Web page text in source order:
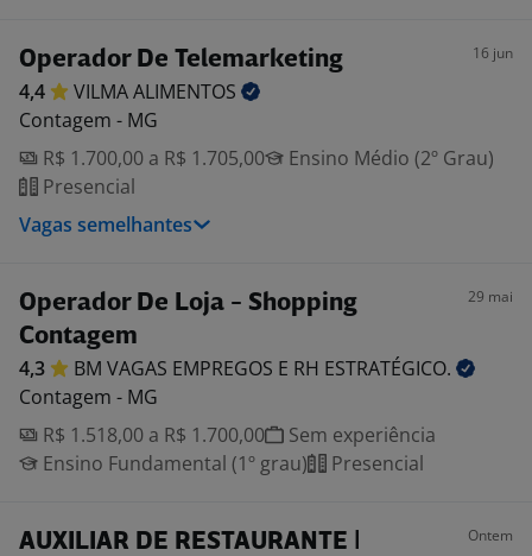
Operador De Telemarketing 16 jun
4,4 VILMAALIMENTOS
Contagem - MG
R$ 1.700,00 a R$ 1.705,00
Ensino Médio (2º Grau)
Presencial
Vagas semelhantes
Operador De Loja - Shopping
Contagem
29 mai
4,3 BM VAGAS EMPREGOS E RH ESTRATÉGICO.
Contagem - MG
R$ 1.518,00 a R$ 1.700,00
Sem experiência
Ensino Fundamental (1º grau)
Presencial
AUXILIAR DE RESTAURANTE |
Ontem